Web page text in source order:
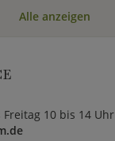
Alle anzeigen
10 bis 14 Uhr